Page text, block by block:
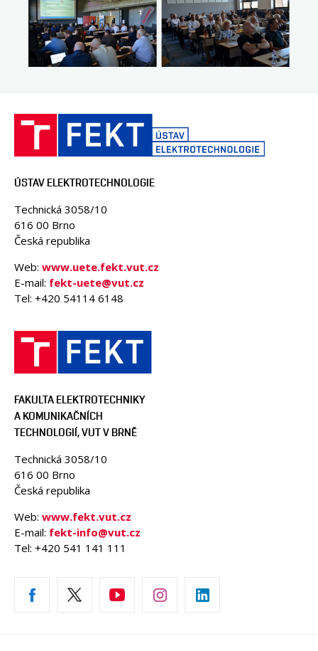
ÚSTAV ELEKTROTECHNOLOGIE
Technická 3058/10
616 00 Brno
Česká republika
Web: www.uete.fekt.vut.cz
E-mail: fekt-uete@vut.cz
Tel: +420 54114 6148
FAKULTA ELEKTROTECHNIKY
A KOMUNIKAČNÍCH
TECHNOLOGIÍ, VUT V BRNĚ
Technická 3058/10
616 00 Brno
Česká republika
Web: www.fekt.vut.cz
E-mail: fekt-info@vut.cz
Tel: +420 541 141 111